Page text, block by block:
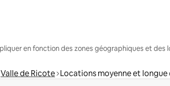
en fonction des zones géographiques et des
Valle de Ricote Locations moyenne et longue